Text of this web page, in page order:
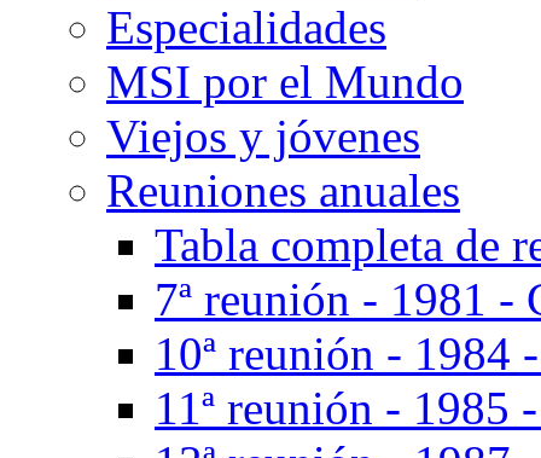
Especialidades
MSI por el Mundo
Viejos y jóvenes
Reuniones anuales
Tabla completa de
7ª reunión - 1981 -
10ª reunión - 1984
11ª reunión - 1985